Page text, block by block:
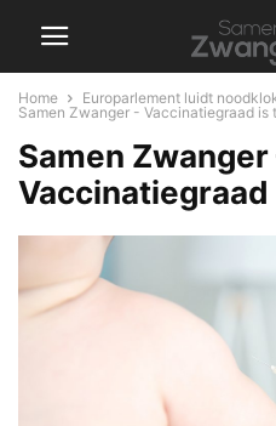
Home
Europarlement luidt
Samen Zwanger - Vaccinatiegraad is
Samen Zwanger
Vaccinatiegraad